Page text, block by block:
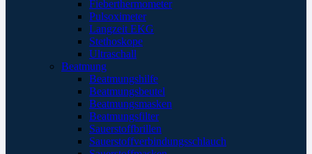
Fieberthermometer
Pulsoximeter
Langzeit EKG
Stethoskope
Ultraschall
Beatmung
Beatmungshilfe
Beatmungsbeutel
Beatmungsmasken
Beatmungsfilter
Sauerstoffbrillen
Sauerstoffverbindungsschlauch